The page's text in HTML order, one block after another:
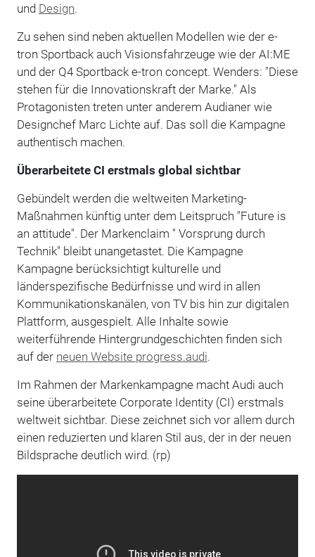
und Design.
Zu sehen sind neben aktuellen Modellen wie der e-
tron Sportback auch Visionsfahrzeuge wie der AI:ME
und der Q4 Sportback e-tron concept. Wenders: "Diese
stehen für die Innovationskraft der Marke." Als
Protagonisten treten unter anderem Audianer wie
Designchef Marc Lichte auf. Das soll die Kampagne
authentisch machen.
Überarbeitete CI erstmals global sichtbar
Gebündelt werden die weltweiten Marketing-
Maßnahmen künftig unter dem Leitspruch "Future is
an attitude". Der Markenclaim " Vorsprung durch
Technik" bleibt unangetastet. Die Kampagne
Kampagne berücksichtigt kulturelle und
länderspezifische Bedürfnisse und wird in allen
Kommunikationskanälen, von TV bis hin zur digitalen
Plattform, ausgespielt. Alle Inhalte sowie
weiterführende Hintergrundgeschichten finden sich
auf der neuen Website progress.audi.
Im Rahmen der Markenkampagne macht Audi auch
seine überarbeitete Corporate Identity (CI) erstmals
weltweit sichtbar. Diese zeichnet sich vor allem durch
einen reduzierten und klaren Stil aus, der in der neuen
Bildsprache deutlich wird. (rp)